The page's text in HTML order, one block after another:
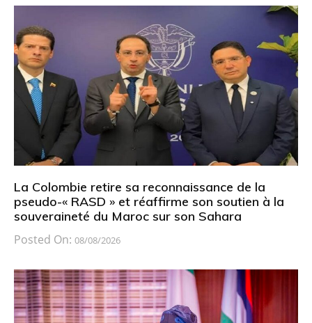
La Colombie retire sa reconnaissance de la
pseudo-« RASD » et réaffirme son soutien à la
souveraineté du Maroc sur son Sahara
Posted On: 08/08/2026